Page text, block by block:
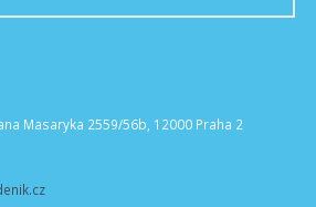
Masaryka 2559/56b, 12000 Praha 2